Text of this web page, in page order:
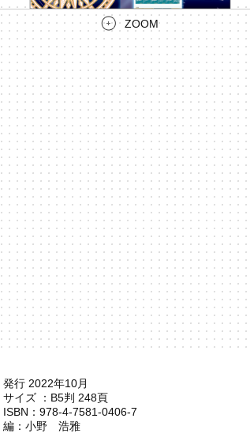
ZOOM
発行 2022年10月
サイズ ：B5判 248頁
ISBN：978-4-7581-0406-7
編：小野 浩雅